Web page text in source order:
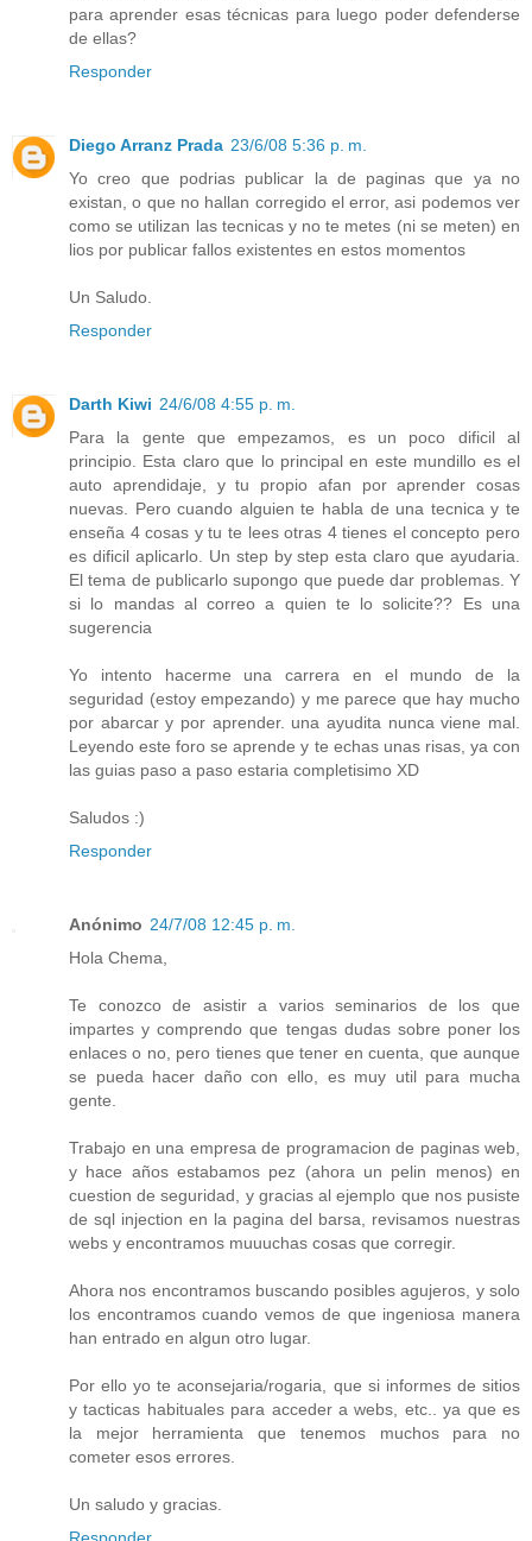
para aprender esas técnicas para luego poder defenderse
de ellas?
Responder
Diego Arranz Prada 23/6/08 5:36 p. m.
Yo creo que podrias publicar la de paginas que ya no
existan, o que no hallan corregido el error, asi podemos ver
como se utilizan las tecnicas y no te metes (ni se meten) en
lios por publicar fallos existentes en estos momentos
Un Saludo.
Responder
Darth Kiwi 24/6/08 4:55 p. m.
Para la gente que empezamos, es un poco dificil al
principio. Esta claro que lo principal en este mundillo es el
auto aprendidaje, y tu propio afan por aprender cosas
nuevas. Pero cuando alguien te habla de una tecnica y te
enseña 4 cosas y tu te lees otras 4 tienes el concepto pero
es dificil aplicarlo. Un step by step esta claro que ayudaria.
El tema de publicarlo supongo que puede dar problemas. Y
si lo mandas al correo a quien te lo solicite?? Es una
sugerencia
Yo intento hacerme una carrera en el mundo de la
seguridad (estoy empezando) y me parece que hay mucho
por abarcar y por aprender. una ayudita nunca viene mal.
Leyendo este foro se aprende y te echas unas risas, ya con
las guias paso a paso estaria completisimo XD
Saludos :)
Responder
Anónimo 24/7/08 12:45 p. m.
Hola Chema,
Te conozco de asistir a varios seminarios de los que
impartes y comprendo que tengas dudas sobre poner los
enlaces o no, pero tienes que tener en cuenta, que aunque
se pueda hacer daño con ello, es muy util para mucha
gente.
Trabajo en una empresa de programacion de paginas web,
y hace años estabamos pez (ahora un pelin menos) en
cuestion de seguridad, y gracias al ejemplo que nos pusiste
de sql injection en la pagina del barsa, revisamos nuestras
webs y encontramos muuuchas cosas que corregir.
Ahora nos encontramos buscando posibles agujeros, y solo
los encontramos cuando vemos de que ingeniosa manera
han entrado en algun otro lugar.
Por ello yo te aconsejaria/rogaria, que si informes de sitios
y tacticas habituales para acceder a webs, etc.. ya que es
la mejor herramienta que tenemos muchos para no
cometer esos errores.
Un saludo y gracias.
Responder